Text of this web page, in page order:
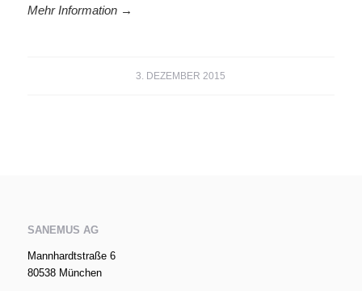
Mehr Information →
3. DEZEMBER 2015
SANEMUS AG
Mannhardtstraße 6
80538 München